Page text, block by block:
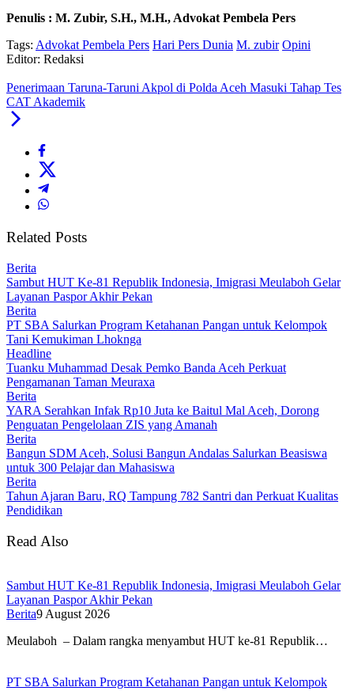
‎Penulis : M. Zubir, S.H., M.H., Advokat Pembela Pers
Tags: Advokat Pembela Pers ‎Hari Pers Dunia M. zubir Opini
Editor: Redaksi
Penerimaan Taruna-Taruni Akpol di Polda Aceh Masuki Tahap Tes
CAT Akademik
Related Posts
Berita
Sambut HUT Ke-81 Republik Indonesia, Imigrasi Meulaboh Gelar
Layanan Paspor Akhir Pekan
Berita
PT SBA Salurkan Program Ketahanan Pangan untuk Kelompok
Tani Kemukiman Lhoknga
Headline
Tuanku Muhammad Desak Pemko Banda Aceh Perkuat
Pengamanan Taman Meuraxa
Berita
YARA Serahkan Infak Rp10 Juta ke Baitul Mal Aceh, Dorong
Penguatan Pengelolaan ZIS yang Amanah
Berita
Bangun SDM Aceh, Solusi Bangun Andalas Salurkan Beasiswa
untuk 300 Pelajar dan Mahasiswa
Berita
Tahun Ajaran Baru, RQ Tampung 782 Santri dan Perkuat Kualitas
Pendidikan
Read Also
Sambut HUT Ke-81 Republik Indonesia, Imigrasi Meulaboh Gelar
Layanan Paspor Akhir Pekan
Berita9 August 2026
Meulaboh – Dalam rangka menyambut HUT ke-81 Republik…
PT SBA Salurkan Program Ketahanan Pangan untuk Kelompok